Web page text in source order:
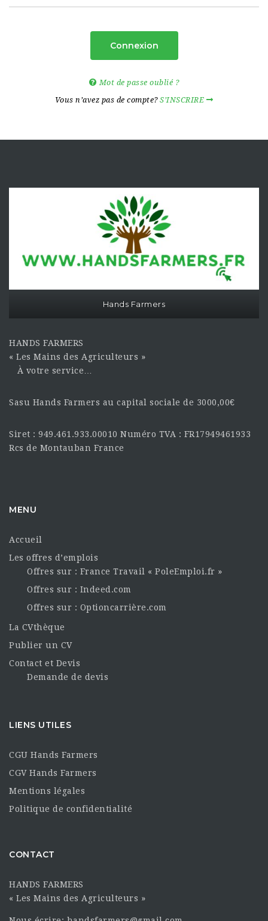
Connexion
Mot de passe oublié ?
Vous n’avez pas de compte?S’INSCRIRE
Hands Farmers
HANDS FARMERS
« Les Mains des Agriculteurs »
À votre service…
Sasu Hands Farmers au capital sociale de 3000,00€
Siret : 949.461.933.00010 Numéro TVA : FR17949461933
Rcs de Montauban France
MENU
Accueil
Les offres d’emplois
Offres sur : France Travail « PoleEmploi.fr »
Offres sur : Indeed.com
Offres sur : Optioncarrière.com
La CVthèque
Publier un CV
Contact et Devis
Demande de devis
LIENS UTILES
CGU Hands Farmers
CGV Hands Farmers
Mentions légales
Politique de confidentialité
CONTACT
HANDS FARMERS
« Les Mains des Agriculteurs »